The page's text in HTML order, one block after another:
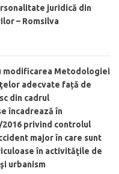
juridică din
– Romsilva
modificarea Metodologiei
adecvate față de
din cadrul
încadrează în
privind controlul
major în care sunt
în activităţile de
urbanism